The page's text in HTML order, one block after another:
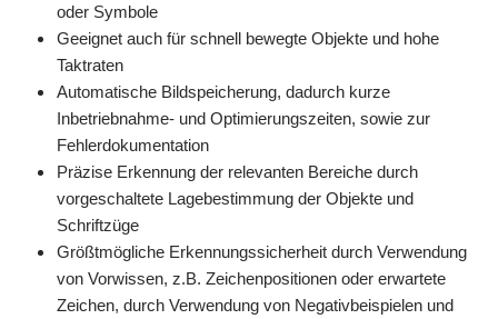
oder Symbole
Geeignet auch für schnell bewegte Objekte und hohe
Taktraten
Automatische Bildspeicherung, dadurch kurze
Inbetriebnahme- und Optimierungszeiten, sowie zur
Fehlerdokumentation
Präzise Erkennung der relevanten Bereiche durch
vorgeschaltete Lagebestimmung der Objekte und
Schriftzüge
Größtmögliche Erkennungssicherheit durch Verwendung
von Vorwissen, z.B. Zeichenpositionen oder erwartete
Zeichen, durch Verwendung von Negativbeispielen und